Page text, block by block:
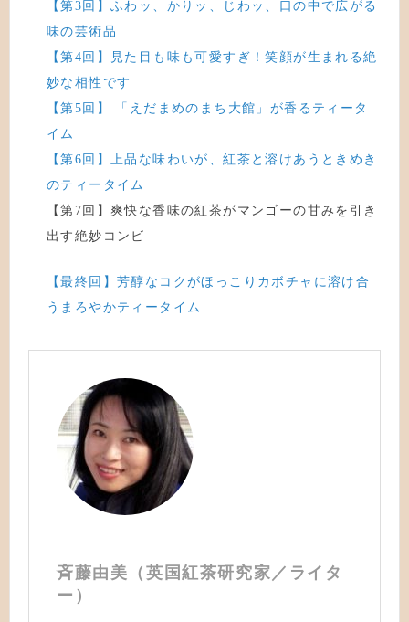
【第3回】ふわッ、かりッ、じわッ、口の中で広がる
味の芸術品
【第4回】見た目も味も可愛すぎ！笑顔が生まれる絶
妙な相性です
【第5回】 「えだまめのまち大館」が香るティータ
イム
【第6回】上品な味わいが、紅茶と溶けあうときめき
のティータイム
【第7回】爽快な香味の紅茶がマンゴーの甘みを引き
出す絶妙コンビ
【最終回】芳醇なコクがほっこりカボチャに溶け合
うまろやかティータイム
斉藤由美（英国紅茶研究家／ライタ
ー）